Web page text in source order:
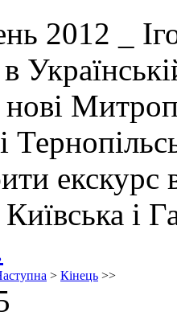
2012 _
екскурс
і
> Кінець >>